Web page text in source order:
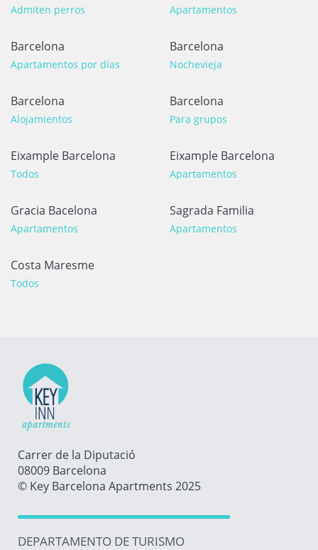
Admiten perros Apartamentos
Barcelona
Apartamentos por días
Barcelona
Nochevieja
Barcelona
Alojamientos
Barcelona
Para grupos
Eixample Barcelona
Todos
Eixample Barcelona
Apartamentos
Gracia Bacelona
Apartamentos
Sagrada Familia
Apartamentos
Costa Maresme
Todos
Carrer de la Diputació
08009 Barcelona
© Key Barcelona Apartments 2025
DEPARTAMENTO DE TURISMO